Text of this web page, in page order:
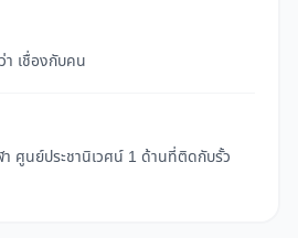
เชื่องกับคน
ศูนย์ประชานิเวศน์ 1 ด้านที่ติดกับรั้ว